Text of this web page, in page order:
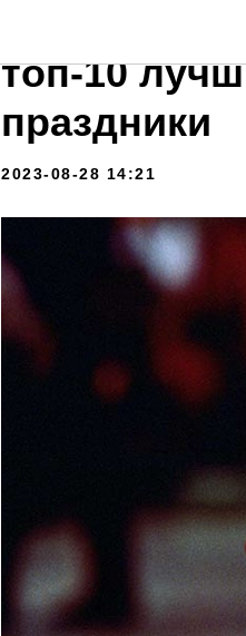
топ-10
праздники
2023-08-28 14:21